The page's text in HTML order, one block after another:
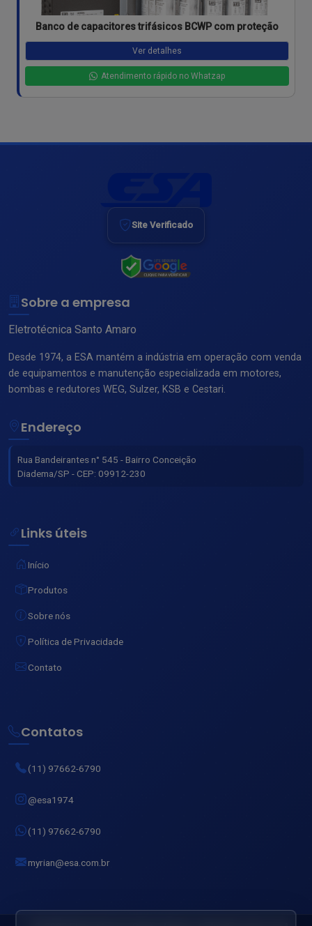
Banco de capacitores trifásicos BCWP com proteção
Ver detalhes
Atendimento rápido no Whatzap
Site Verificado
Sobre a empresa
Eletrotécnica Santo Amaro
Desde 1974, a ESA mantém a indústria em operação com venda
de equipamentos e manutenção especializada em motores,
bombas e redutores WEG, Sulzer, KSB e Cestari.
Endereço
Rua Bandeirantes n° 545 - Bairro Conceição
Diadema/SP - CEP: 09912-230
Links úteis
Início
Produtos
Sobre nós
Política de Privacidade
Contato
Contatos
(11) 97662-6790
@esa1974
(11) 97662-6790
myrian@esa.com.br